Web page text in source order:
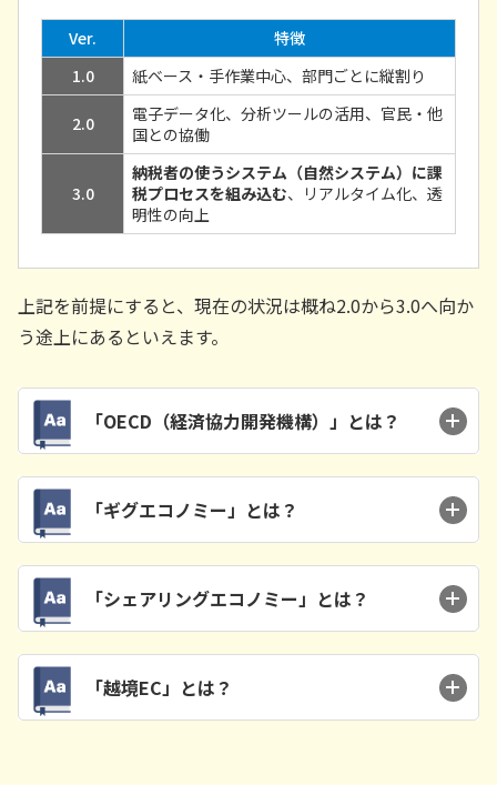
Ver.
特徴
1.0
紙ベース・手作業中心、部門ごとに縦割り
2.0
電子データ化、分析ツールの活用、官民・他
国との協働
3.0
納税者の使うシステム（自然システム）に課
税プロセスを組み込む、リアルタイム化、透
明性の向上
上記を前提にすると、現在の状況は概ね2.0から3.0へ向か
う途上にあるといえます。
「OECD（経済協力開発機構）」とは？
「ギグエコノミー」とは？
「シェアリングエコノミー」とは？
「越境EC」とは？